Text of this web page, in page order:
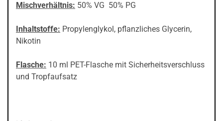
Mischverhältnis: 50% VG 50% PG
Inhaltstoffe: Propylenglykol, pflanzliches Glycerin,
Nikotin
Flasche: 10 ml PET-Flasche mit Sicherheitsverschluss
und Tropfaufsatz